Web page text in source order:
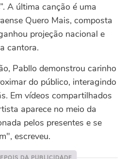
A última canção é uma
Quero Mais, composta
projeção nacional e
cantora.
Pabllo demonstrou carinho
do público, interagindo
Em vídeos compartilhados
aparece no meio da
pelos presentes e se
escreveu.